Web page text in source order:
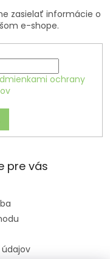
zasielať informácie o
e-shope.
ochrany
pre vás